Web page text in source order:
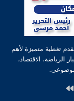
تغطية متميزة لأهم
الرياضة، الاقتصاد،
واتساب